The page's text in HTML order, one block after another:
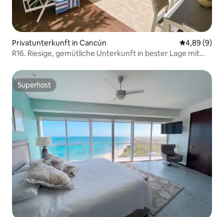
Privatunterkunft in Cancún
4,89 (9)
R16. Riesige, gemütliche Unterkunft in bester Lage mit
Superhost
Superhost